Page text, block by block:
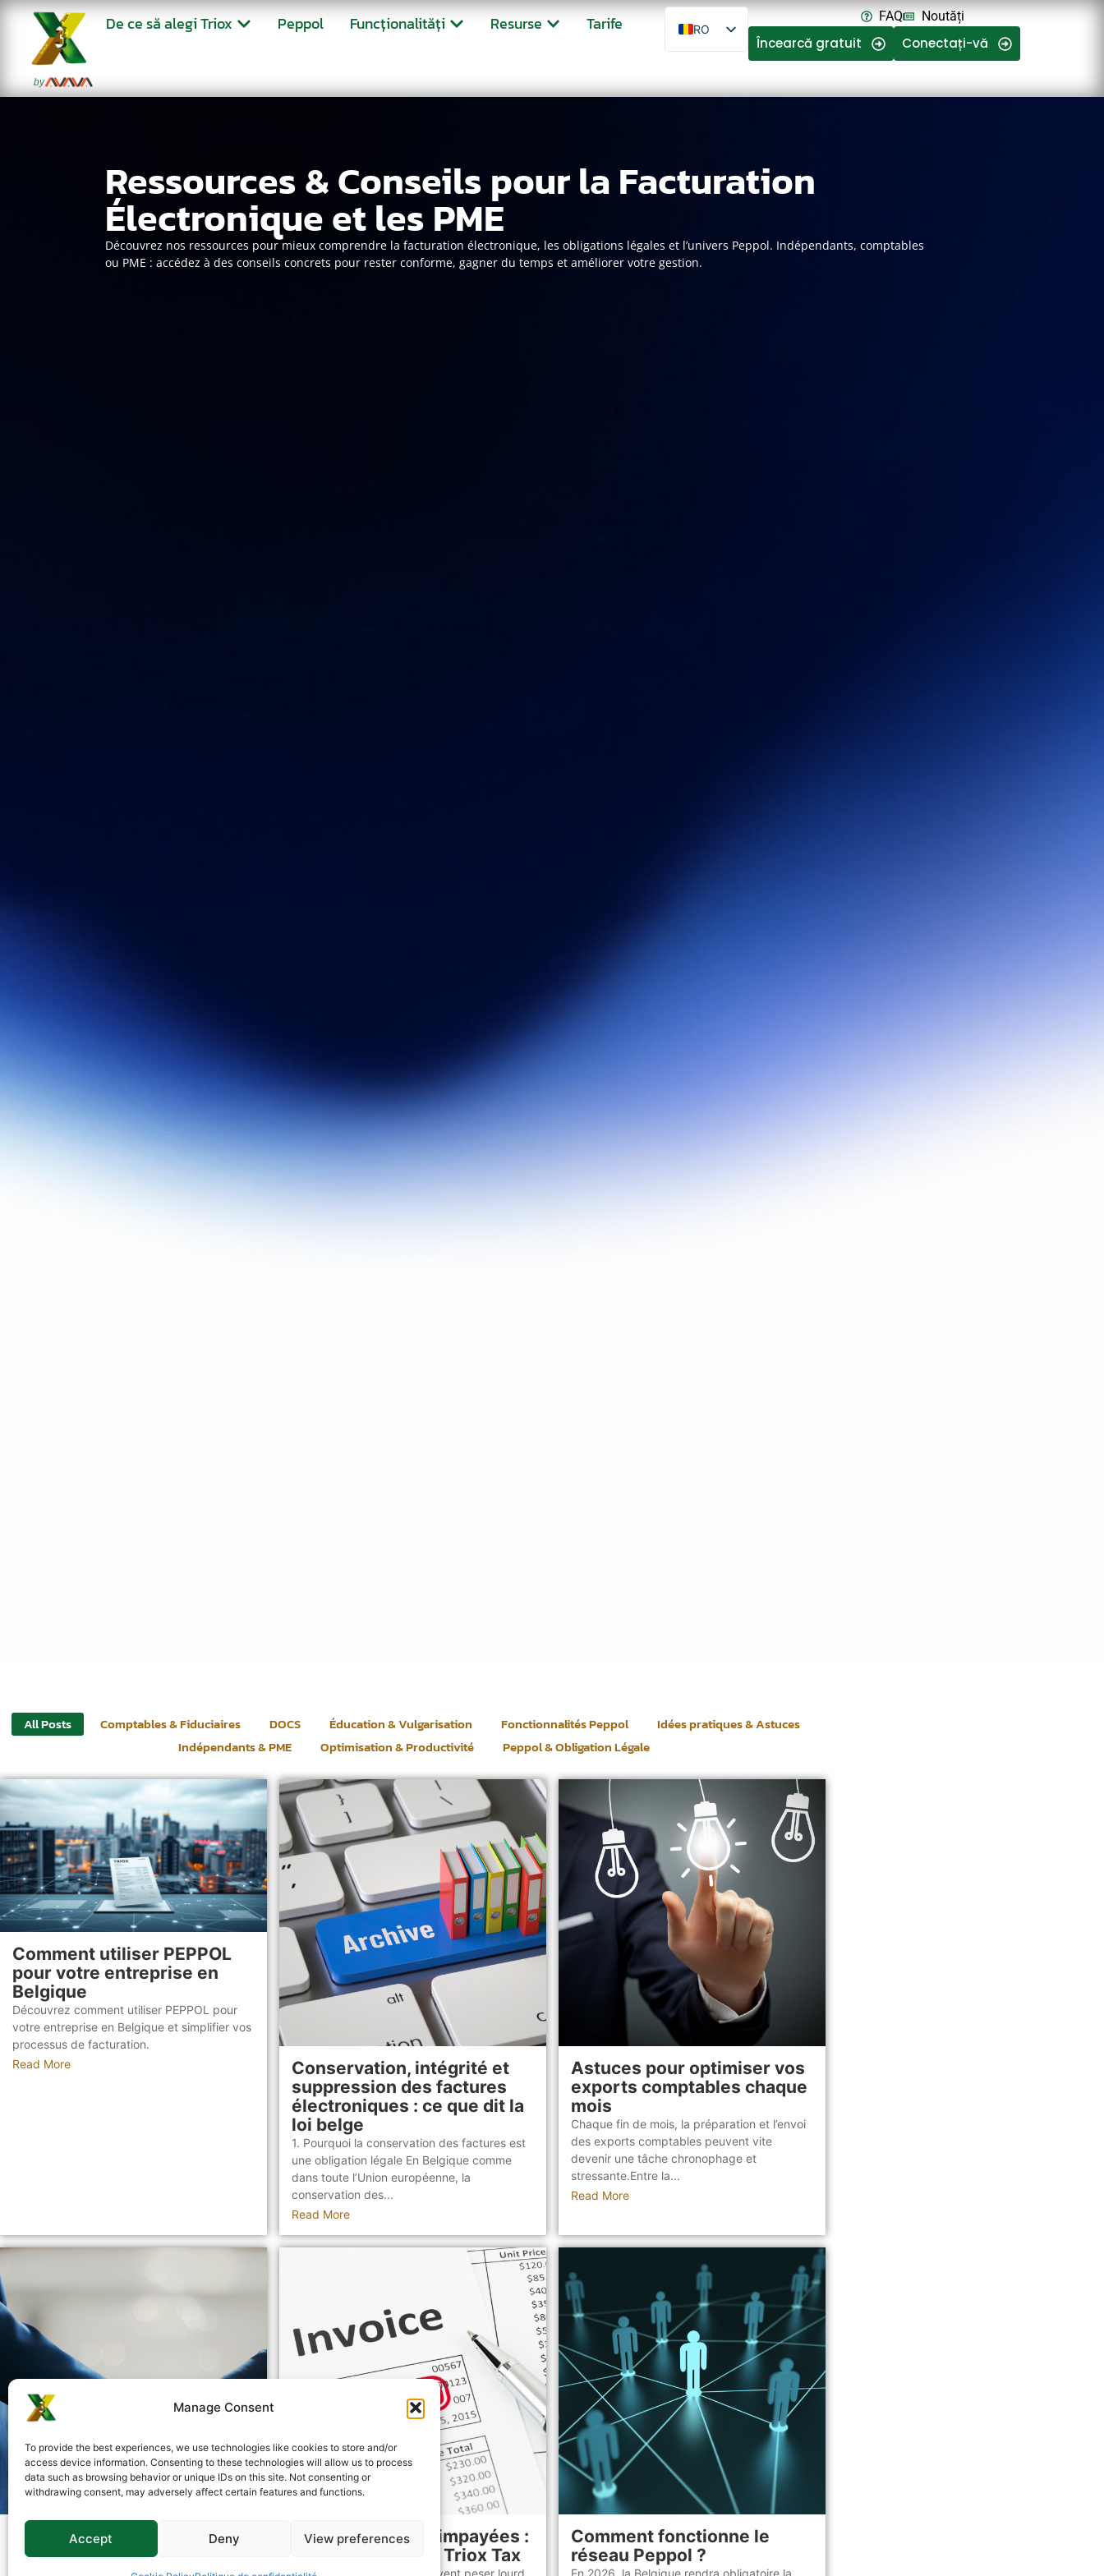
Manage Consent
To provide the best experiences, we use technologies like cookies to store and/or
access device information. Consenting to these technologies will allow us to process
data such as browsing behavior or unique IDs on this site. Not consenting or
withdrawing consent, may adversely affect certain features and functions.
Accept Deny View preferences
by
RO
De ce să alegi Triox Peppol Funcționalități Resurse Tarife FAQ Noutăți
Încearcă gratuit Conectați-vă
facturation
Ressources & Conseils pour la Facturation
Électronique et les PME
Découvrez nos ressources pour mieux comprendre la facturation électronique, les obligations légales et l’univers Peppol. Indépendants, comptables
ou PME : accédez à des conseils concrets pour rester conforme, gagner du temps et améliorer votre gestion.
All Posts Comptables & Fiduciaires DOCS Éducation & Vulgarisation Fonctionnalités Peppol
Idées pratiques & Astuces
Indépendants & PME
Optimisation & Productivité Peppol & Obligation Légale
Comment utiliser PEPPOL
pour votre entreprise en
Belgique
Découvrez comment utiliser PEPPOL pour
votre entreprise en Belgique et simplifier vos
processus de facturation.
Read More
Conservation, intégrité et
suppression des factures
électroniques : ce que dit la
loi belge
1. Pourquoi la conservation des factures est
une obligation légale En Belgique comme
dans toute l’Union européenne, la
conservation des...
Read More
Astuces pour optimiser vos
exports comptables chaque
mois
Chaque fin de mois, la préparation et l’envoi
des exports comptables peuvent vite
devenir une tâche chronophage et
stressante.Entre la...
Read More
Comment Triox Tax améliore
la relation client-comptable
Suivi de factures impayées :
outil intégré dans Triox Tax
Comment fonctionne le
réseau Peppol ?